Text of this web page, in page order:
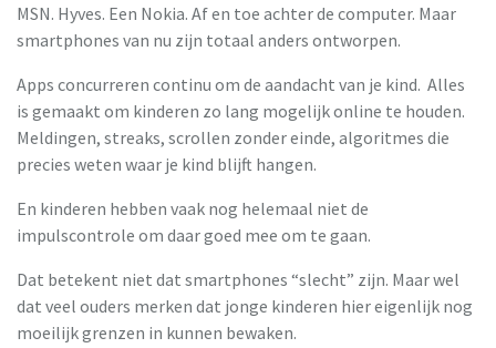
MSN. Hyves. Een Nokia. Af en toe achter de computer. Maar
smartphones van nu zijn totaal anders ontworpen.
Apps concurreren continu om de aandacht van je kind. Alles
is gemaakt om kinderen zo lang mogelijk online te houden.
Meldingen, streaks, scrollen zonder einde, algoritmes die
precies weten waar je kind blijft hangen.
En kinderen hebben vaak nog helemaal niet de
impulscontrole om daar goed mee om te gaan.
Dat betekent niet dat smartphones “slecht” zijn. Maar wel
dat veel ouders merken dat jonge kinderen hier eigenlijk nog
moeilijk grenzen in kunnen bewaken.